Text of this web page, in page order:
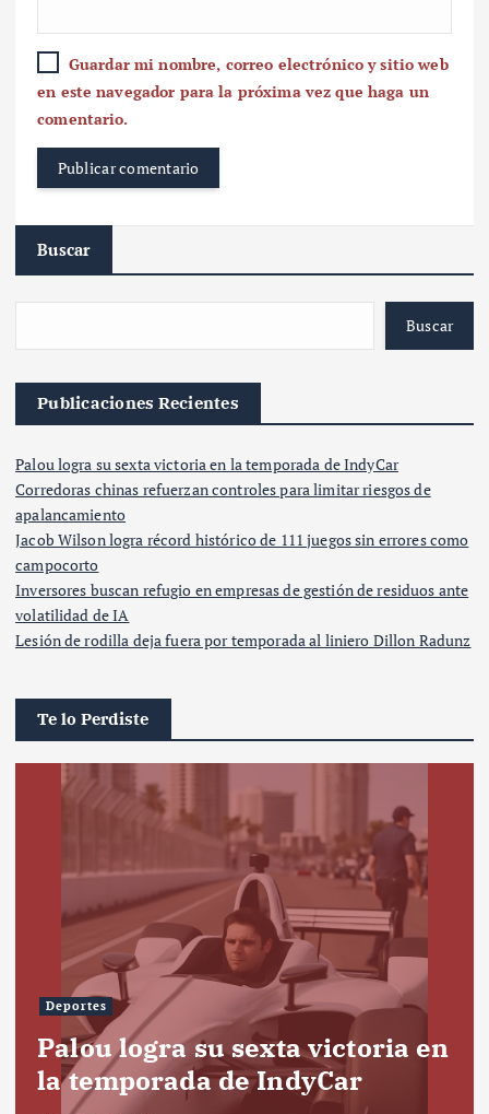
Guardar mi nombre, correo electrónico y sitio web
en este navegador para la próxima vez que haga un
comentario.
Buscar
Buscar
Publicaciones Recientes
Palou logra su sexta victoria en la temporada de IndyCar
Corredoras chinas refuerzan controles para limitar riesgos de
apalancamiento
Jacob Wilson logra récord histórico de 111 juegos sin errores como
campocorto
Inversores buscan refugio en empresas de gestión de residuos ante
volatilidad de IA
Lesión de rodilla deja fuera por temporada al liniero Dillon Radunz
Te lo Perdiste
Deportes
Palou logra su sexta victoria en
la temporada de IndyCar